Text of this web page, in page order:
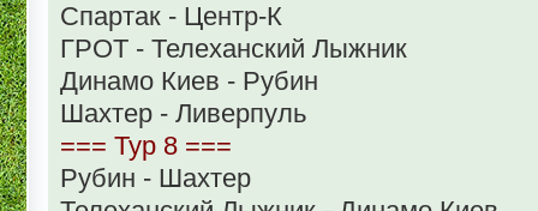
Спартак - Центр-К
ГРОТ - Телеханский Лыжник
Динамо Киев - Рубин
Шахтер - Ливерпуль
=== Тур 8 ===
Рубин - Шахтер